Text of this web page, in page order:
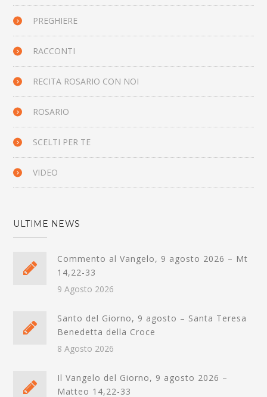
PREGHIERE
RACCONTI
RECITA ROSARIO CON NOI
ROSARIO
SCELTI PER TE
VIDEO
ULTIME NEWS
Commento al Vangelo, 9 agosto 2026 – Mt
14,22-33
9 Agosto 2026
Santo del Giorno, 9 agosto – Santa Teresa
Benedetta della Croce
8 Agosto 2026
Il Vangelo del Giorno, 9 agosto 2026 –
Matteo 14,22-33